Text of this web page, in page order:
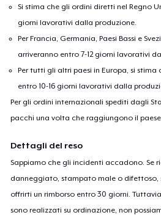
Si stima che gli ordini diretti nel Regno
giorni lavorativi dalla produzione.
Per Francia, Germania, Paesi Bassi e
arriveranno entro 7-12 giorni lavorativi
Per tutti gli altri paesi in Europa, si
entro 10-16 giorni lavorativi dalla
Per gli ordini internazionali spediti dagli
pacchi una volta che raggiungono il
Dettagli del reso
Sappiamo che gli incidenti accadono. Se
danneggiato, stampato male o difettoso,
offrirti un rimborso entro 30 giorni.
sono realizzati su ordinazione, non